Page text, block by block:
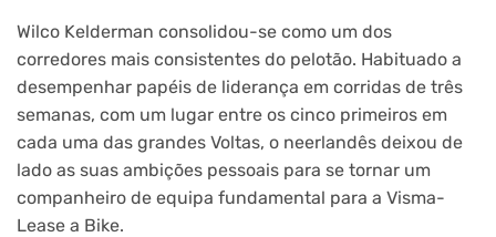
Wilco Kelderman consolidou-se como um dos
corredores mais consistentes do pelotão. Habituado a
desempenhar papéis de liderança em corridas de três
semanas, com um lugar entre os cinco primeiros em
cada uma das grandes Voltas, o neerlandês deixou de
lado as suas ambições pessoais para se tornar um
companheiro de equipa fundamental para a Visma-
Lease a Bike.